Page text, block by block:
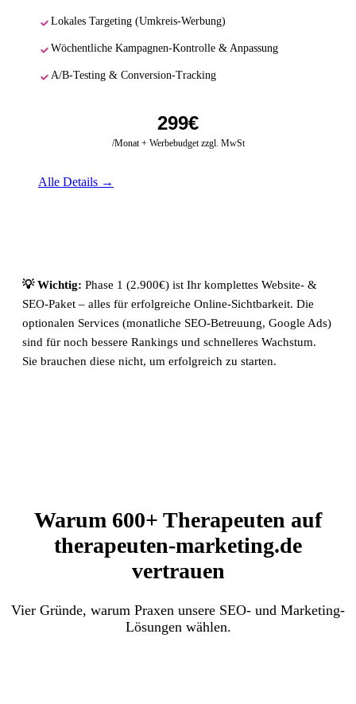
Lokales Targeting (Umkreis-Werbung)
Wöchentliche Kampagnen-Kontrolle & Anpassung
A/B-Testing & Conversion-Tracking
299€
/Monat + Werbebudget zzgl. MwSt
Alle Details →
💡 Wichtig: Phase 1 (2.900€) ist Ihr komplettes Website- &
SEO-Paket – alles für erfolgreiche Online-Sichtbarkeit. Die
optionalen Services (monatliche SEO-Betreuung, Google Ads)
sind für noch bessere Rankings und schnelleres Wachstum.
Sie brauchen diese nicht, um erfolgreich zu starten.
Warum 600+ Therapeuten auf
therapeuten-marketing.de
vertrauen
Vier Gründe, warum Praxen unsere SEO- und Marketing-
Lösungen wählen.